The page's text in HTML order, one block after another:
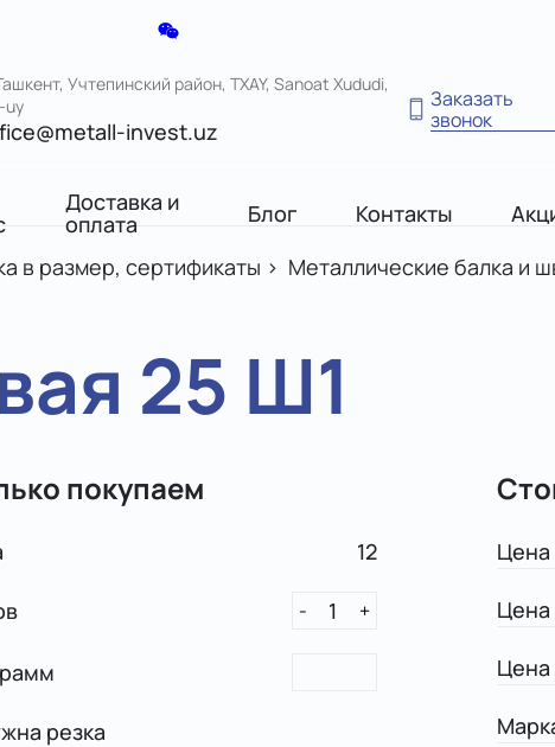
Учтепинский район, TXAY, Sanoat Xududi,
uy
invest.uz
Заказать
звонок
Доставка и
оплата Блог Контакты
в размер, сертификаты > Металлические балка и
25 Ш1
покупаем
12
- 1 +
резка
Цена
Цена
Цена